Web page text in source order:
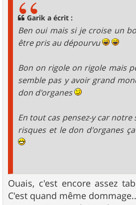
Garik a écrit :
Ben oui mais si je croise un
être pris au dépourvu
Bon on rigole on rigole mais
semble pas y avoir grand
don d'organes
En tout cas pensez-y car
risques et le don d'organes
Ouais, c'est encore assez
C'est quand même